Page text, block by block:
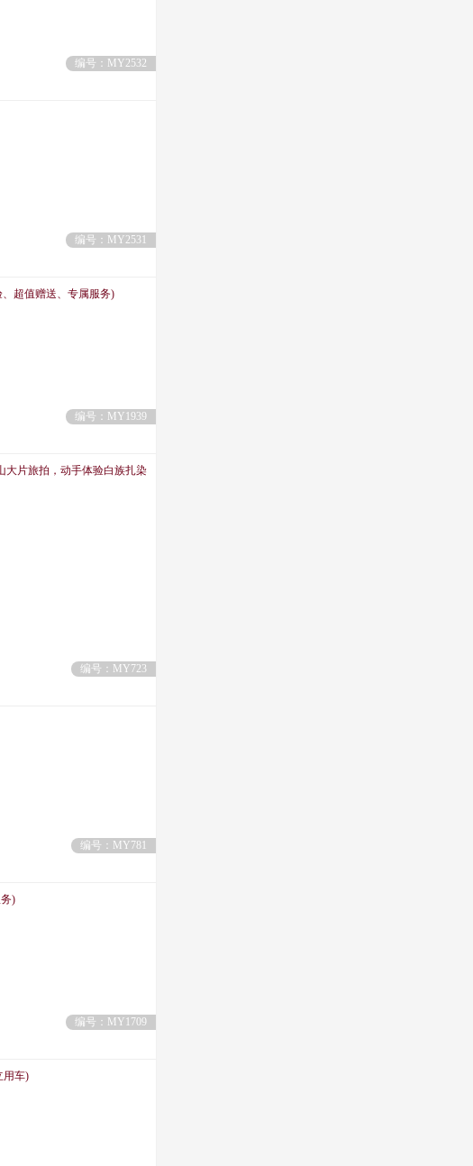
编号：MY2532
编号：MY2531
超值赠送、专属服务)
编号：MY1939
大片旅拍，动手体验白族扎染
编号：MY723
编号：MY781
)
编号：MY1709
用车)